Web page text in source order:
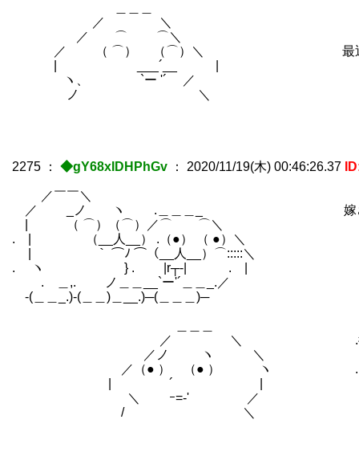
／ ＼ エリザベスのことで
／ ⌒ ⌒＼
／ （ ⌒） （⌒）＼ 最近は夜を共に
| ___´__ |
ヽ、 `ー '´ ／
ノ ＼ 彼女を手に入れられた
2275 ： ◆gY68xIDHPhGv ： 2020/11/19(木) 00:46:26.37
／￣￣＼
／ _ノ ヽ .＿＿＿_ 嫁さん達とど
| （ ⌒）（⌒）／⌒ ⌒＼
. | （__人__） .（●） （ ●）＼ やら
| ｀ ⌒ﾉ ⌒（__人__）⌒:::::＼
. ヽ } . |r┬-| . |
.ゝ＿,. ノ＿＿__`ー'´＿＿_.／
-(＿＿_.)-(＿＿)＿__.)─(＿＿＿)─
／ ＼ .彼女達ですけど、
／ノ ヽ ＼
／（● ） （● ） ヽ .もう殆ど家族と
| ´ |
＼ ｰ=‐' ／
/ ＼